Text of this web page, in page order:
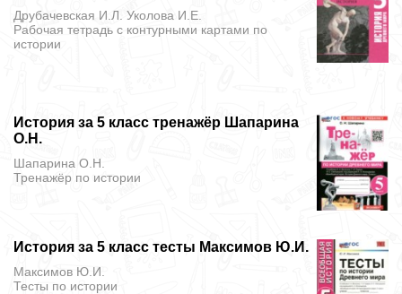
Друбачевская И.Л. Уколова И.Е.
Рабочая тетрадь с контурными картами по
истории
История за 5 класс тренажёр Шапарина
О.Н.
Шапарина О.Н.
Тренажёр по истории
История за 5 класс тесты Максимов Ю.И.
Максимов Ю.И.
Тесты по истории